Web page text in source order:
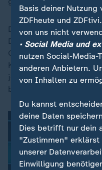
Dieses Mal bestätigte
Denkbar wäre, dass der
Gerichtshof für
K.'s Anwalt sagte der
jedoch, er werde diesen
beschreiten.
Basis deiner Nutzung
ZDFheute und
von uns nicht
• Social Media und
nutzen Social-Media-
anderen Anbietern.
von Inhalten zu
Du kannst
deine Daten
Dies betrifft nur dein
"Zustimmen" erklärst
unserer
Einwilligung